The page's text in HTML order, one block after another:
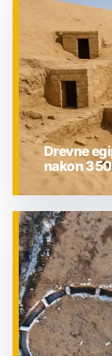
ZNANOST
ZNANOST
Drevne
nakon